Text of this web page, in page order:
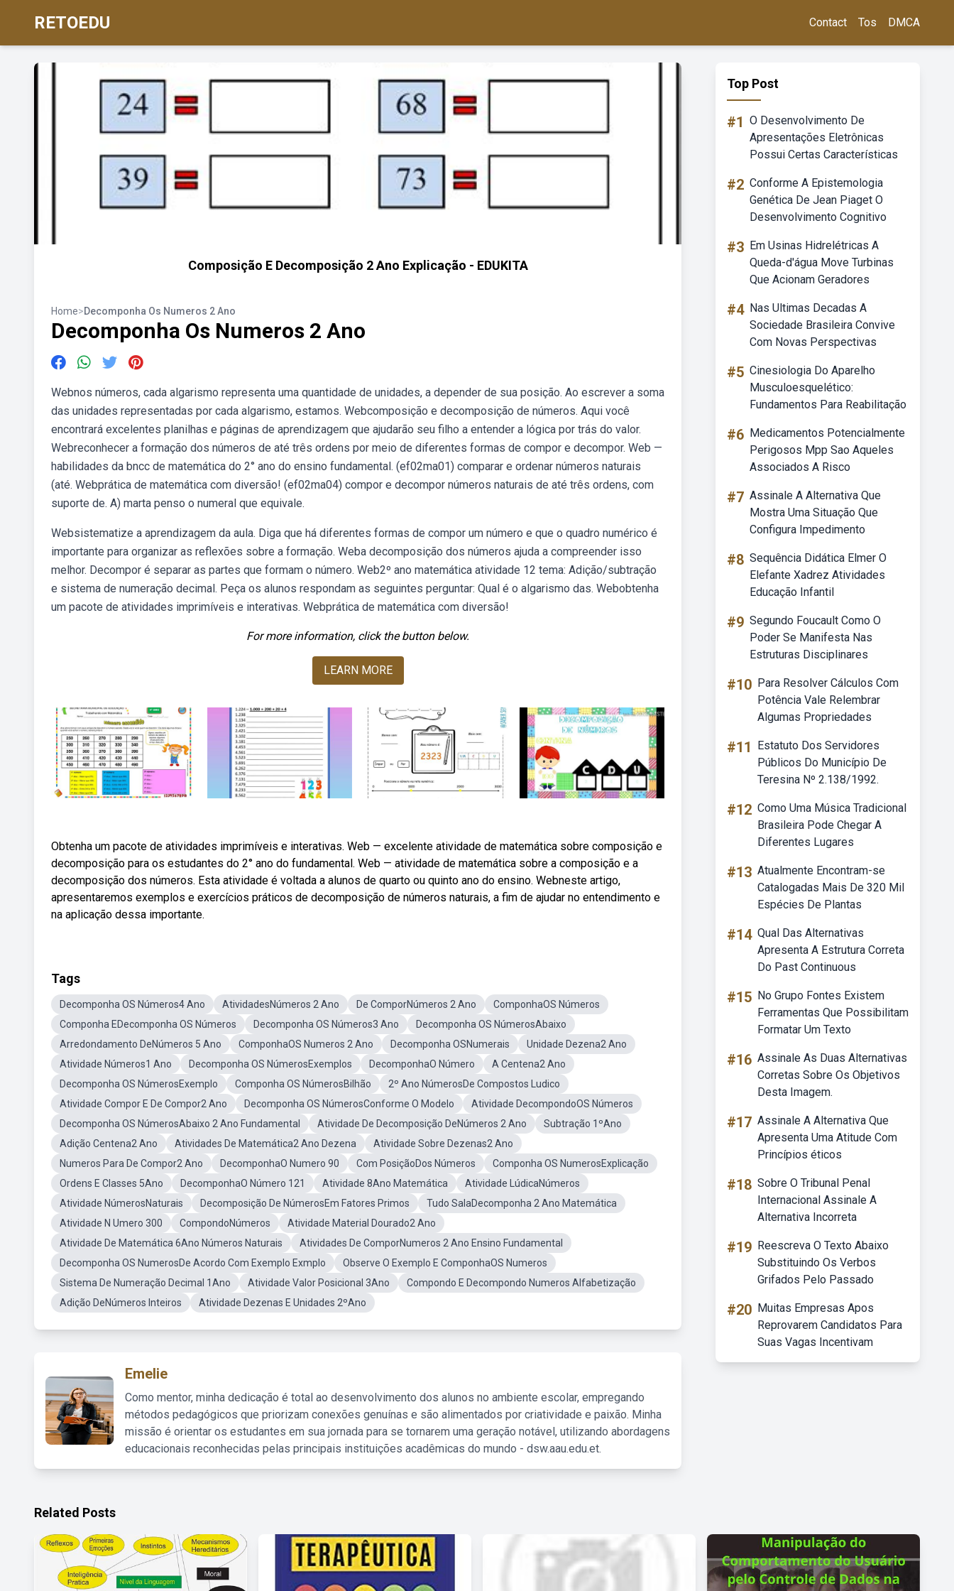
RETOEDU Contact Tos DMCA
Composição E Decomposição 2 Ano Explicação - EDUKITA
Home>Decomponha Os Numeros 2 Ano
Decomponha Os Numeros 2 Ano
Webnos números, cada algarismo representa uma quantidade de unidades, a depender de sua posição. Ao escrever a soma
das unidades representadas por cada algarismo, estamos. Webcomposição e decomposição de números. Aqui você
encontrará excelentes planilhas e páginas de aprendizagem que ajudarão seu filho a entender a lógica por trás do valor.
Webreconhecer a formação dos números de até três ordens por meio de diferentes formas de compor e decompor. Web —
habilidades da bncc de matemática do 2° ano do ensino fundamental. (ef02ma01) comparar e ordenar números naturais
(até. Webprática de matemática com diversão! (ef02ma04) compor e decompor números naturais de até três ordens, com
suporte de. A) marta penso o numeral que equivale.
Websistematize a aprendizagem da aula. Diga que há diferentes formas de compor um número e que o quadro numérico é
importante para organizar as reflexões sobre a formação. Weba decomposição dos números ajuda a compreender isso
melhor. Decompor é separar as partes que formam o número. Web2º ano matemática atividade 12 tema: Adição/subtração
e sistema de numeração decimal. Peça os alunos respondam as seguintes perguntar: Qual é o algarismo das. Webobtenha
um pacote de atividades imprimíveis e interativas. Webprática de matemática com diversão!
For more information, click the button below.
LEARN MORE
Obtenha um pacote de atividades imprimíveis e interativas. Web — excelente atividade de matemática sobre composição e
decomposição para os estudantes do 2° ano do fundamental. Web — atividade de matemática sobre a composição e a
decomposição dos números. Esta atividade é voltada a alunos de quarto ou quinto ano do ensino. Webneste artigo,
apresentaremos exemplos e exercícios práticos de decomposição de números naturais, a fim de ajudar no entendimento e
na aplicação dessa importante.
Tags
Decomponha OS Números4 Ano AtividadesNúmeros 2 Ano De ComporNúmeros 2 Ano
ComponhaOS Números
Componha EDecomponha OS Números
Decomponha OS Números3 Ano
Decomponha OS NúmerosAbaixo
Arredondamento DeNúmeros 5 Ano
ComponhaOS Numeros 2 Ano Decomponha OSNumerais
Unidade Dezena2 Ano
Atividade Números1 Ano
Decomponha OS NúmerosExemplos DecomponhaO Número
A Centena2 Ano
Decomponha OS NúmerosExemplo
Componha OS NúmerosBilhão
2º Ano NúmerosDe Compostos Ludico
Atividade Compor E De Compor2 Ano
Decomponha OS NúmerosConforme O Modelo
Atividade DecompondoOS Números
Decomponha OS NúmerosAbaixo 2 Ano Fundamental
Atividade De Decomposição DeNúmeros 2 Ano
Subtração 1ºAno
Adição Centena2 Ano
Atividades De Matemática2 Ano Dezena
Atividade Sobre Dezenas2 Ano
Numeros Para De Compor2 Ano
DecomponhaO Numero 90 Com PosiçãoDos Números
Componha OS NumerosExplicação
Ordens E Classes 5Ano
DecomponhaO Número 121 Atividade 8Ano Matemática
Atividade LúdicaNúmeros
Atividade NúmerosNaturais
Decomposição De NúmerosEm Fatores Primos
Tudo SalaDecomponha 2 Ano Matemática
Atividade N Umero 300
CompondoNúmeros
Atividade Material Dourado2 Ano
Atividade De Matemática 6Ano Números Naturais
Atividades De ComporNumeros 2 Ano Ensino Fundamental
Decomponha OS NumerosDe Acordo Com Exemplo Exmplo
Observe O Exemplo E ComponhaOS Numeros
Sistema De Numeração Decimal 1Ano
Atividade Valor Posicional 3Ano
Compondo E Decompondo Numeros Alfabetização
Adição DeNúmeros Inteiros
Atividade Dezenas E Unidades 2ºAno
Emelie
Como mentor, minha dedicação é total ao desenvolvimento dos alunos no ambiente escolar, empregando
métodos pedagógicos que priorizam conexões genuínas e são alimentados por criatividade e paixão. Minha
missão é orientar os estudantes em sua jornada para se tornarem uma geração notável, utilizando abordagens
educacionais reconhecidas pelas principais instituições acadêmicas do mundo - dsw.aau.edu.et.
Top Post
#1 O Desenvolvimento De
Apresentações Eletrônicas
Possui Certas Características
#2 Conforme A Epistemologia
Genética De Jean Piaget O
Desenvolvimento Cognitivo
#3 Em Usinas Hidrelétricas A
Queda-d'água Move Turbinas
Que Acionam Geradores
#4 Nas Ultimas Decadas A
Sociedade Brasileira Convive
Com Novas Perspectivas
#5 Cinesiologia Do Aparelho
Musculoesquelético:
Fundamentos Para Reabilitação
#6 Medicamentos Potencialmente
Perigosos Mpp Sao Aqueles
Associados A Risco
#7 Assinale A Alternativa Que
Mostra Uma Situação Que
Configura Impedimento
#8 Sequência Didática Elmer O
Elefante Xadrez Atividades
Educação Infantil
#9 Segundo Foucault Como O
Poder Se Manifesta Nas
Estruturas Disciplinares
#10 Para Resolver Cálculos Com
Potência Vale Relembrar
Algumas Propriedades
#11
Estatuto Dos Servidores
Públicos Do Município De
Teresina Nº 2.138/1992.
#12 Como Uma Música Tradicional
Brasileira Pode Chegar A
Diferentes Lugares
#13 Atualmente Encontram-se
Catalogadas Mais De 320 Mil
Espécies De Plantas
#14 Qual Das Alternativas
Apresenta A Estrutura Correta
Do Past Continuous
#15 No Grupo Fontes Existem
Ferramentas Que Possibilitam
Formatar Um Texto
#16 Assinale As Duas Alternativas
Corretas Sobre Os Objetivos
Desta Imagem.
#17 Assinale A Alternativa Que
Apresenta Uma Atitude Com
Princípios éticos
#18 Sobre O Tribunal Penal
Internacional Assinale A
Alternativa Incorreta
#19 Reescreva O Texto Abaixo
Substituindo Os Verbos
Grifados Pelo Passado
#20 Muitas Empresas Apos
Reprovarem Candidatos Para
Suas Vagas Incentivam
Related Posts